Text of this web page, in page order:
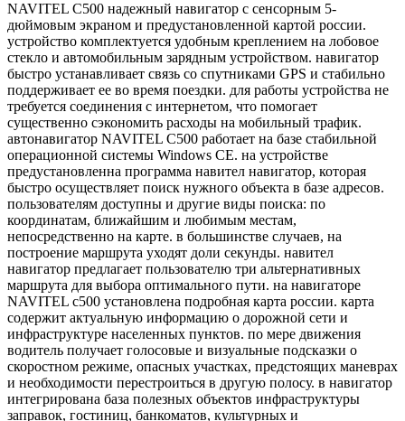
NAVITEL C500 надежный навигатор с сенсорным 5-
дюймовым экраном и предустановленной картой россии.
устройство комплектуется удобным креплением на лобовое
стекло и автомобильным зарядным устройством. навигатор
быстро устанавливает связь со спутниками GPS и стабильно
поддерживает ее во время поездки. для работы устройства не
требуется соединения с интернетом, что помогает
существенно сэкономить расходы на мобильный трафик.
автонавигатор NAVITEL C500 работает на базе стабильной
операционной системы Windows CE. на устройстве
предустановленна программа навител навигатор, которая
быстро осуществляет поиск нужного объекта в базе адресов.
пользователям доступны и другие виды поиска: по
координатам, ближайшим и любимым местам,
непосредственно на карте. в большинстве случаев, на
построение маршрута уходят доли секунды. навител
навигатор предлагает пользователю три альтернативных
маршрута для выбора оптимального пути. на навигаторе
NAVITEL с500 установлена подробная карта россии. карта
содержит актуальную информацию о дорожной сети и
инфраструктуре населенных пунктов. по мере движения
водитель получает голосовые и визуальные подсказки о
скоростном режиме, опасных участках, предстоящих маневрах
и необходимости перестроиться в другую полосу. в навигатор
интегрирована база полезных объектов инфраструктуры
заправок, гостиниц, банкоматов, культурных и